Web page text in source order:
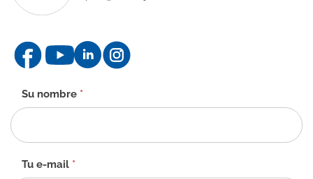
Formulario
de
contacto
-
Su nombre *
Tu e-mail *